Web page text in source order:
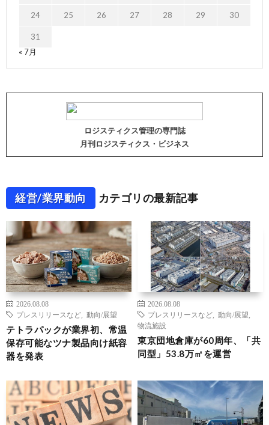
24 25 26 27 28 29 30
31
« 7月
ロジスティクス管理の専門誌
月刊ロジスティクス・ビジネス
経営/業界動向 カテゴリの最新記事
2026.08.08
プレスリリースなど
動向/展望
テトラパックが業界初、常温
保存可能なツナ製品向け紙容
器を発表
2026.08.08
プレスリリースなど
動向/展望
物流施設
東京団地倉庫が60周年、「共
同型」53.8万㎡を運営